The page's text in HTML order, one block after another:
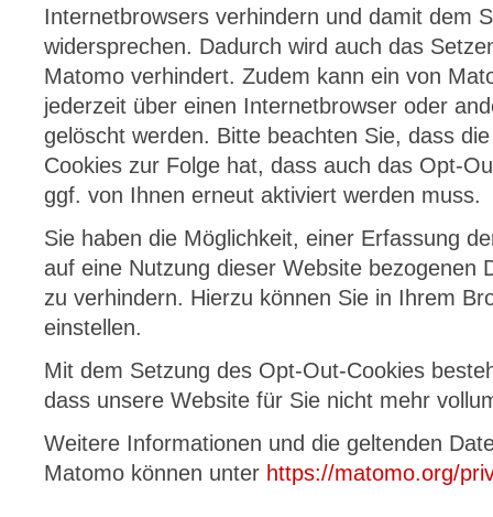
Internetbrowsers verhindern und damit dem
widersprechen. Dadurch wird auch das
Matomo verhindert. Zudem kann ein von
jederzeit über einen Internetbrowser oder
gelöscht werden. Bitte beachten Sie, dass
Cookies zur Folge hat, dass auch das Opt-
ggf. von Ihnen erneut aktiviert werden muss.
Sie haben die Möglichkeit, einer Erfassung
auf eine Nutzung dieser Website bezogenen
zu verhindern. Hierzu können Sie in Ihrem
einstellen.
Mit dem Setzung des Opt-Out-Cookies
dass unsere Website für Sie nicht mehr
Weitere Informationen und die geltenden
Matomo können unter https://matomo.org/